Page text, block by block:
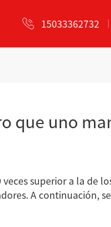
empaquetadora y
flejadora automática de
15033362732
que uno
superior a la de
A continuación,